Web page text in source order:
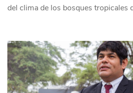
del clima de los bosques tropicales